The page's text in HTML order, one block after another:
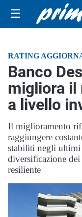
☰
RATING
Banco
migliora il
a livello
Il miglioramento
raggiungere
stabiliti negli ultimi
diversificazione
resiliente